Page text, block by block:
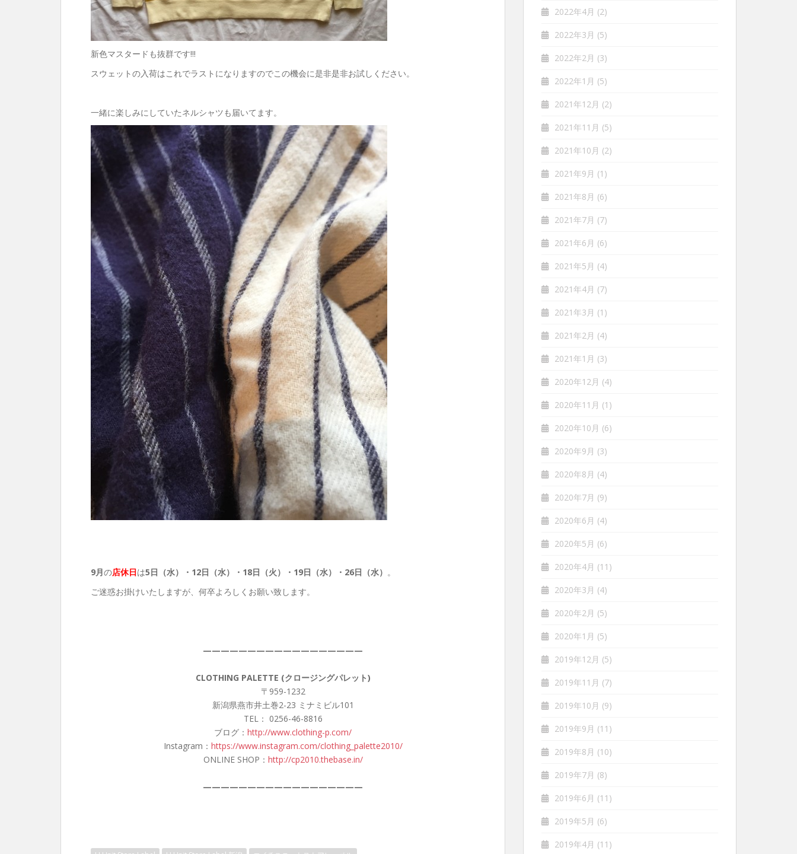
新色マスタードも抜群です!!!
スウェットの入荷はこれでラストになりますのでこの機会に是非是非お試しください。
一緒に楽しみにしていたネルシャツも届いてます。
9月の店休日は5日（水）・12日（水）・18日（火）・19日（水）・26日（水） 。
ご迷惑お掛けいたしますが、何卒よろしくお願い致します。
——————————————————
CLOTHING PALETTE (クロージングパレット)
〒959-1232
新潟県燕市井土巻2-23 ミナミビル101
TEL： 0256-46-8816
ブログ： http://www.clothing-p.com/
Instagram： https://www.instagram.com/clothing_palette2010/
ONLINE SHOP： http://cp2010.thebase.in/
——————————————————
2022年4月 (2)
2022年3月 (5)
2022年2月 (3)
2022年1月 (5)
2021年12月 (2)
2021年11月 (5)
2021年10月 (2)
2021年9月 (1)
2021年8月 (6)
2021年7月 (7)
2021年6月 (6)
2021年5月 (4)
2021年4月 (7)
2021年3月 (1)
2021年2月 (4)
2021年1月 (3)
2020年12月 (4)
2020年11月 (1)
2020年10月 (6)
2020年9月 (3)
2020年8月 (4)
2020年7月 (9)
2020年6月 (4)
2020年5月 (6)
2020年4月 (11)
2020年3月 (4)
2020年2月 (5)
2020年1月 (5)
2019年12月 (5)
2019年11月 (7)
2019年10月 (9)
2019年9月 (11)
2019年8月 (10)
2019年7月 (8)
2019年6月 (11)
2019年5月 (6)
2019年4月 (11)